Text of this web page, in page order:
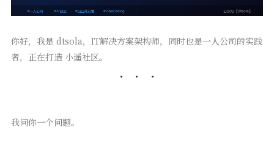
你好，我是 dtsola，IT解决方案架构师，同时也是一人公司的实践
者，正在打造 小遥社区。
我问你一个问题。